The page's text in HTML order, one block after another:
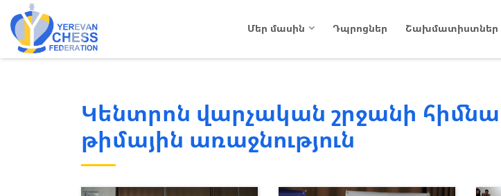
Մեր մասին Դպրոցներ Շախմատիստներ
Կենտրոն վարչական շրջանի
թիմային առաջնություն